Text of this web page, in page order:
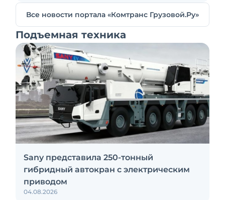
Все новости портала «Комтранс Грузовой.Ру»
Подъемная техника
Sany представила 250-тонный
гибридный автокран с электрическим
приводом
04.08.2026